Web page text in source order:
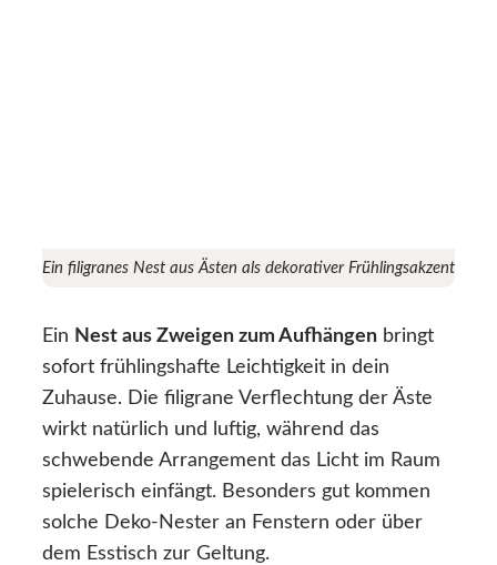
Ein filigranes Nest aus Ästen als dekorativer Frühlingsakzent
Ein Nest aus Zweigen zum Aufhängen bringt
sofort frühlingshafte Leichtigkeit in dein
Zuhause. Die filigrane Verflechtung der Äste
wirkt natürlich und luftig, während das
schwebende Arrangement das Licht im Raum
spielerisch einfängt. Besonders gut kommen
solche Deko-Nester an Fenstern oder über
dem Esstisch zur Geltung.